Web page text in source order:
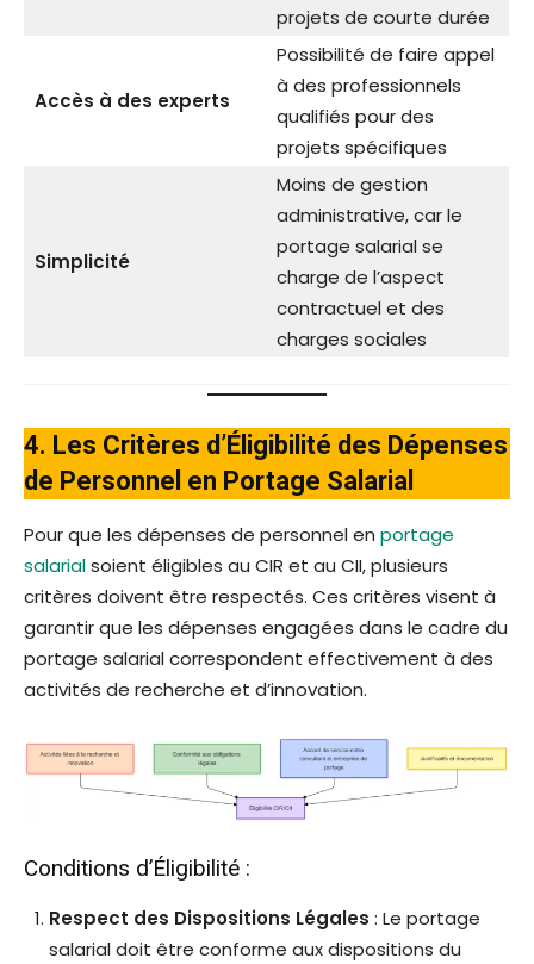
projets de courte durée
Accès à des experts
Possibilité de faire appel
à des professionnels
qualifiés pour des
projets spécifiques
Simplicité
Moins de gestion
administrative, car le
portage salarial se
charge de l’aspect
contractuel et des
charges sociales
4. Les Critères d’Éligibilité des Dépenses
de Personnel en Portage Salarial
Pour que les dépenses de personnel en portage
salarialsoient éligibles au CIR et au CII, plusieurs
critères doivent être respectés. Ces critères visent à
garantir que les dépenses engagées dans le cadre du
portage salarial correspondent effectivement à des
activités de recherche et d’innovation.
Conditions d’Éligibilité :
Respect des Dispositions Légales : Le portage
salarial doit être conforme aux dispositions du